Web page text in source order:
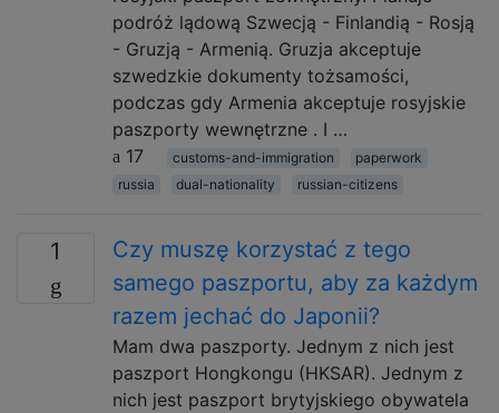
podróż lądową Szwecją - Finlandią - Rosją
- Gruzją - Armenią. Gruzja akceptuje
szwedzkie dokumenty tożsamości,
podczas gdy Armenia akceptuje rosyjskie
paszporty wewnętrzne . I …
17
customs-and-immigration
paperwork
russia
dual-nationality russian-citizens
1
Czy muszę korzystać z tego
samego paszportu, aby za każdym
razem jechać do Japonii?
Mam dwa paszporty. Jednym z nich jest
paszport Hongkongu (HKSAR). Jednym z
nich jest paszport brytyjskiego obywatela